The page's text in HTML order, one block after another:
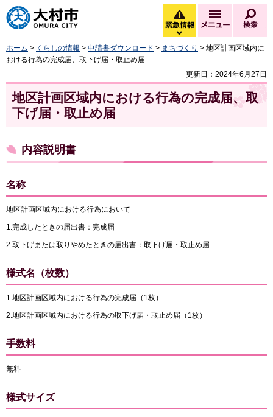
大村市
緊急情報
緊急情報を開く
メニュー
ホーム > くらしの情報 > 申請書ダウンロード > まちづくり > 地区計画区域内に
おける行為の完成届、取下げ届・取止め届
更新日：2024年6月27日
地区計画区域内における行為の完成届、取
下げ届・取止め届
内容説明書
名称
地区計画区域内における行為において
1.完成したときの届出書：完成届
2.取下げまたは取りやめたときの届出書：取下げ届・取止め届
様式名（枚数）
1.地区計画区域内における行為の完成届（1枚）
2.地区計画区域内における行為の取下げ届・取止め届（1枚）
手数料
無料
様式サイズ